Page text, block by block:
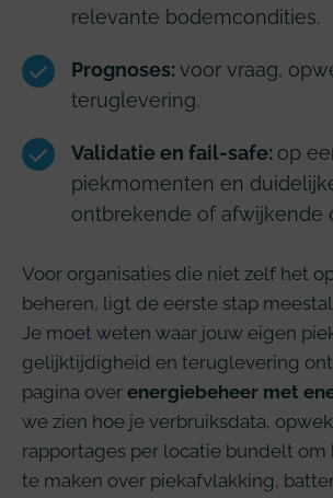
relevante bodemcondities.
Prognoses: voor vraag,
teruglevering.
Validatie en fail-safe: op
piekmomenten en
ontbrekende of afwijkende
Voor organisaties die niet zelf het
beheren, ligt de eerste stap
Je moet weten waar jouw eigen
gelijktijdigheid en teruglevering
pagina over energiebeheer met
we zien hoe je verbruiksdata,
rapportages per locatie bundelt om
te maken over piekafvlakking,